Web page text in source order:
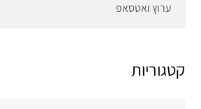
ערוץ ואטסאפ
קטגוריות